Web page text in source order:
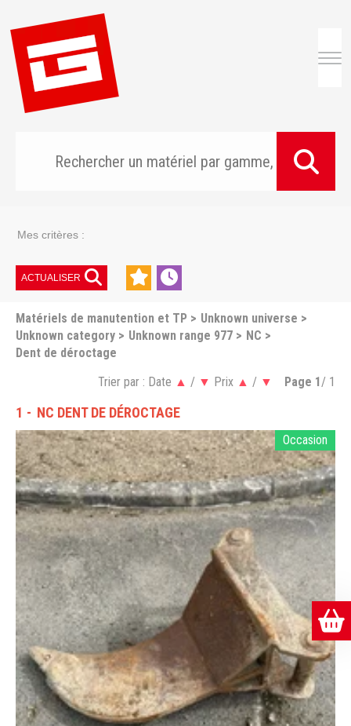
Mes critères :
ACTUALISER
Matériels de manutention et TP
Unknown universe
Unknown category
Unknown range 977
NC
Dent de déroctage
1 NC DENT DE DÉROCTAGE
Trier par : Date ▲ / ▼ Prix ▲ / ▼ Page 1/ 1
Occasion